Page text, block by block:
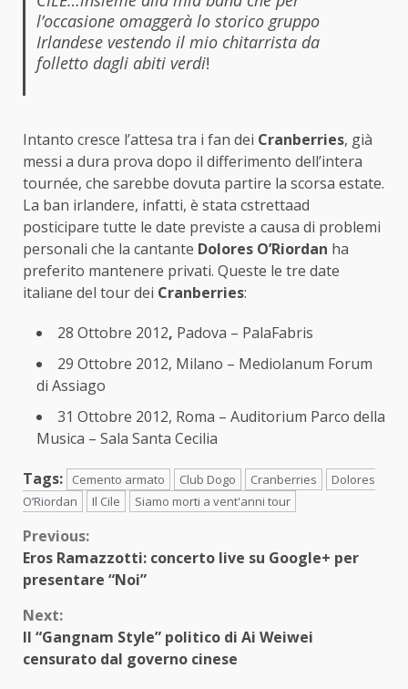
l’occasione omaggerà lo storico gruppo
Irlandese vestendo il mio chitarrista da
folletto dagli abiti verdi!
Intanto cresce l’attesa tra i fan dei Cranberries, già
messi a dura prova dopo il differimento dell’intera
tournée, che sarebbe dovuta partire la scorsa estate.
La ban irlandere, infatti, è stata cstrettaad
posticipare tutte le date previste a causa di problemi
personali che la cantante Dolores O’Riordan ha
preferito mantenere privati. Queste le tre date
italiane del tour dei Cranberries:
28 Ottobre 2012, Padova – PalaFabris
29 Ottobre 2012, Milano – Mediolanum Forum
di Assiago
31 Ottobre 2012, Roma – Auditorium Parco della
Musica – Sala Santa Cecilia
Tags:
Cemento armato Club Dogo Cranberries
Dolores
O’Riordan
Il Cile Siamo morti a vent'anni tour
Continue
Reading
Previous:
Eros Ramazzotti: concerto live su Google+ per
presentare “Noi”
Next:
Il “Gangnam Style” politico di Ai Weiwei
censurato dal governo cinese